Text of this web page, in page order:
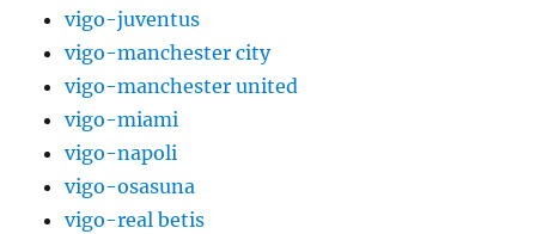
vigo-juventus
vigo-manchester city
vigo-manchester united
vigo-miami
vigo-napoli
vigo-osasuna
vigo-real betis